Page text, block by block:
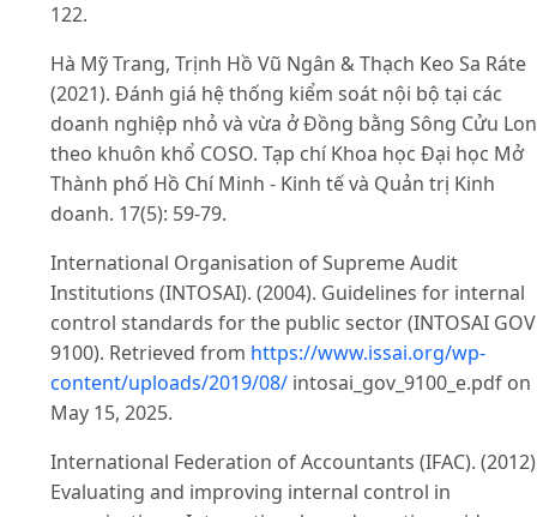
122.
Hà Mỹ Trang, Trịnh Hồ Vũ Ngân & Thạch Keo Sa Ráte
(2021). Đánh giá hệ thống kiểm soát nội bộ tại các
doanh nghiệp nhỏ và vừa ở Đồng bằng Sông Cửu
theo khuôn khổ COSO. Tạp chí Khoa học Đại học Mở
Thành phố Hồ Chí Minh - Kinh tế và Quản trị Kinh
doanh. 17(5): 59-79.
International Organisation of Supreme Audit
Institutions (INTOSAI). (2004). Guidelines for internal
control standards for the public sector (INTOSAI GOV
9100). Retrieved from https://www.issai.org/wp-
content/uploads/2019/08/ intosai_gov_9100_e.pdf on
May 15, 2025.
International Federation of Accountants (IFAC).
Evaluating and improving internal control in